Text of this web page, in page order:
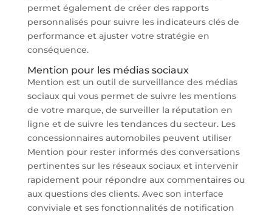
permet également de créer des rapports
personnalisés pour suivre les indicateurs clés de
performance et ajuster votre stratégie en
conséquence.
Mention pour les médias sociaux
Mention est un outil de surveillance des médias
sociaux qui vous permet de suivre les mentions
de votre marque, de surveiller la réputation en
ligne et de suivre les tendances du secteur. Les
concessionnaires automobiles peuvent utiliser
Mention pour rester informés des conversations
pertinentes sur les réseaux sociaux et intervenir
rapidement pour répondre aux commentaires ou
aux questions des clients. Avec son interface
conviviale et ses fonctionnalités de notification